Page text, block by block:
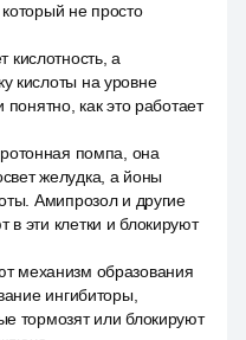
не просто
кислотность, а
кислоты на уровне
как это работает
помпа, она
желудка, а йоны
Амипрозол и другие
эти клетки и блокируют
механизм образования
ингибиторы,
тормозят или блокируют